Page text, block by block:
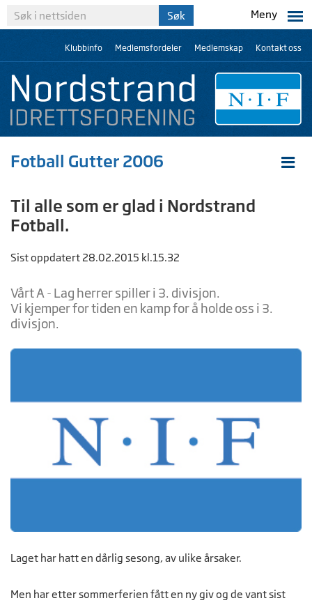
Meny
Klubbinfo Medlemsfordeler Medlemskap Kontakt oss
Fotball Gutter 2006
Til alle som er glad i Nordstrand
Fotball.
Sist oppdatert 28.02.2015 kl.15.32
Vårt A - Lag herrer spiller i 3. divisjon.
Vi kjemper for tiden en kamp for å holde oss i 3.
divisjon.
Laget har hatt en dårlig sesong, av ulike årsaker.
Men har etter sommerferien fått en ny giv og de vant sist